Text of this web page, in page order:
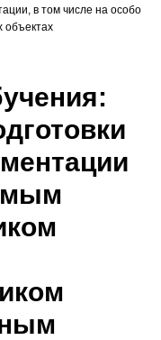
в том числе на особо
объектах